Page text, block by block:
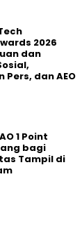
2026
dan
dan AEO
1 Point
bagi
Tampil di